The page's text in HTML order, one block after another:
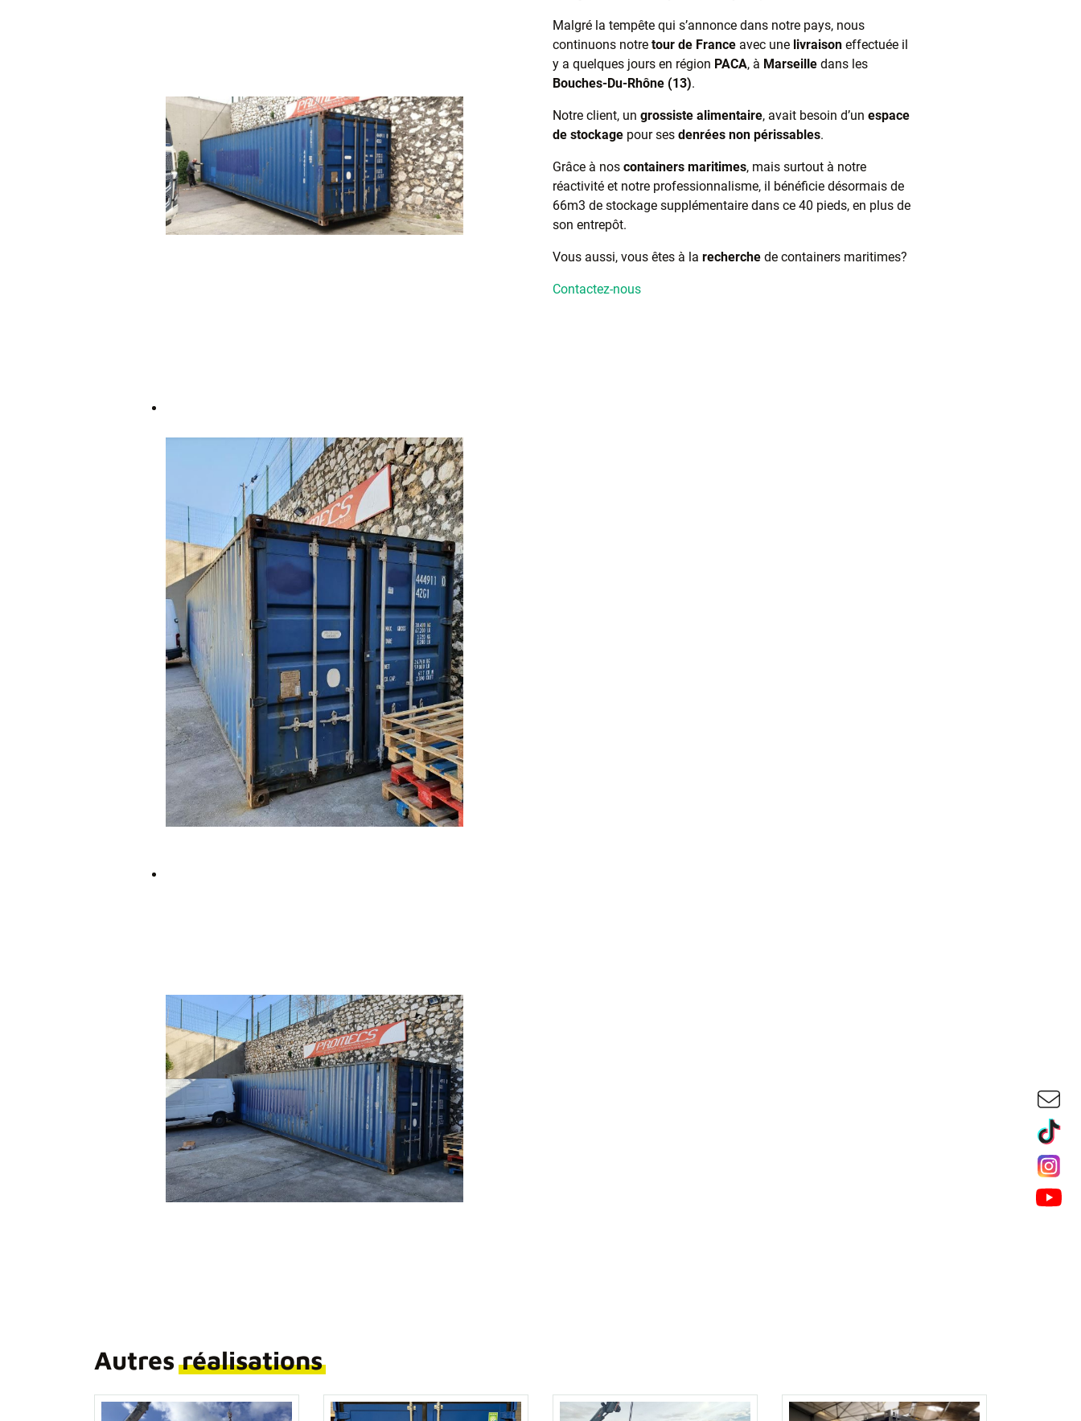
Malgré la tempête qui s’annonce dans notre pays, nous
continuons notre tour de France avec une livraison effectuée il
y a quelques jours en région PACA, à Marseille dans les
Bouches-Du-Rhône (13).
Notre client, un grossiste alimentaire, avait besoin d’un espace
de stockage pour ses denrées non périssables.
Grâce à nos containers maritimes, mais surtout à notre
réactivité et notre professionnalisme, il bénéficie désormais de
66m3 de stockage supplémentaire dans ce 40 pieds, en plus de
son entrepôt.
Vous aussi, vous êtes à la recherche de containers maritimes?
Contactez-nous
Autresréalisations